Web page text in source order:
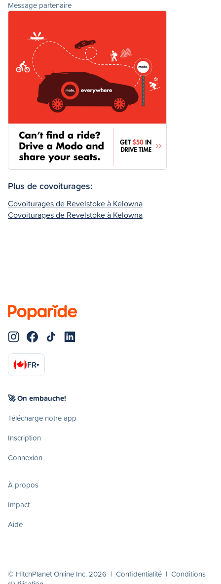
Message partenaire
Plus de covoiturages:
Covoiturages de Revelstoke à Kelowna
Covoiturages de Revelstoke à Kelowna
FR▾
🚀 On embauche!
Télécharge notre app
Inscription
Connexion
À propos
Impact
Aide
© HitchPlanet Online Inc. 2026 | Confidentialité | Conditions